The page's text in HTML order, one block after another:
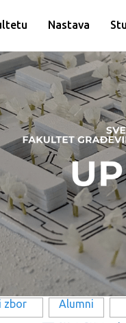
zbor Alumni
Nastava